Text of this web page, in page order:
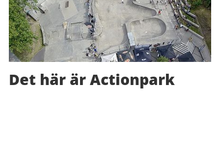
Det här är Actionpark